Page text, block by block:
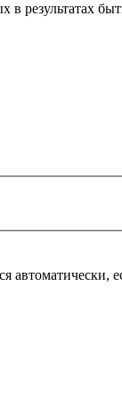
в результатах